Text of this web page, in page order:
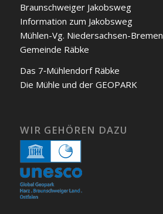
Braunschweiger Jakobs­weg
Infor­ma­ti­on zum Jakobs­weg
Müh­len-Vg. Nie­der­sach­sen-Bre­men
Gemein­de Räb­ke
Das 7‑Mühlendorf Räb­ke
Die Müh­le und der GEOPARK
WIR GEHÖREN DAZU